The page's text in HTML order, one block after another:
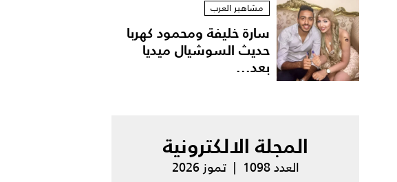
مشاهير العرب
سارة خليفة ومحمود كهربا
حديث السوشيال ميديا
بعد...
المجلة الالكترونية
العدد 1098 | تموز 2026